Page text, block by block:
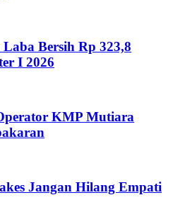
Bersih Rp 323,8
I 2026
KMP Mutiara
Jangan Hilang Empati